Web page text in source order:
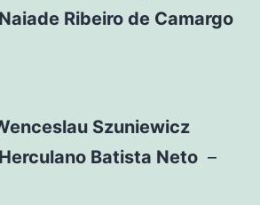
Naiade Ribeiro de Camargo
Szuniewicz
Herculano Batista Neto –